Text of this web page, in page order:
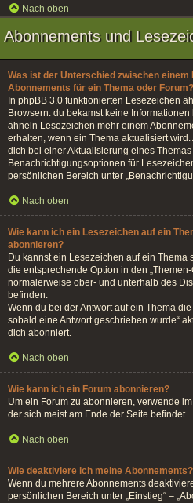
Nach oben
Abonnements und
Was ist der Unterschied zwischen einem
Abonnements für ein Thema oder Forum?
In phpBB 3.0 funktionierten Lesezeichen
Browsern: du bekamst keine
ähneln Lesezeichen mehr einem
erhalten, wenn ein Thema aktualisiert
dich bei einer Aktualisierung eines
Benachrichtigungsoptionen für
persönlichen Bereich unter
Nach oben
Wie kann ich ein Lesezeichen auf ein
abonnieren?
Du kannst ein Lesezeichen auf ein
die entsprechende Option in den
normalerweise ober- und unterhalb des
befinden.
Wenn du bei der Antwort auf ein Thema
sobald eine Antwort geschrieben wurde“
dich abonniert.
Nach oben
Wie kann ich ein Forum abonnieren?
Um ein Forum zu abonnieren, verwende
der sich meist am Ende der Seite befindet.
Nach oben
Wie deaktiviere ich meine Abonnements?
Wenn du mehrere Abonnements
persönlichen Bereich unter „Einstieg“ –